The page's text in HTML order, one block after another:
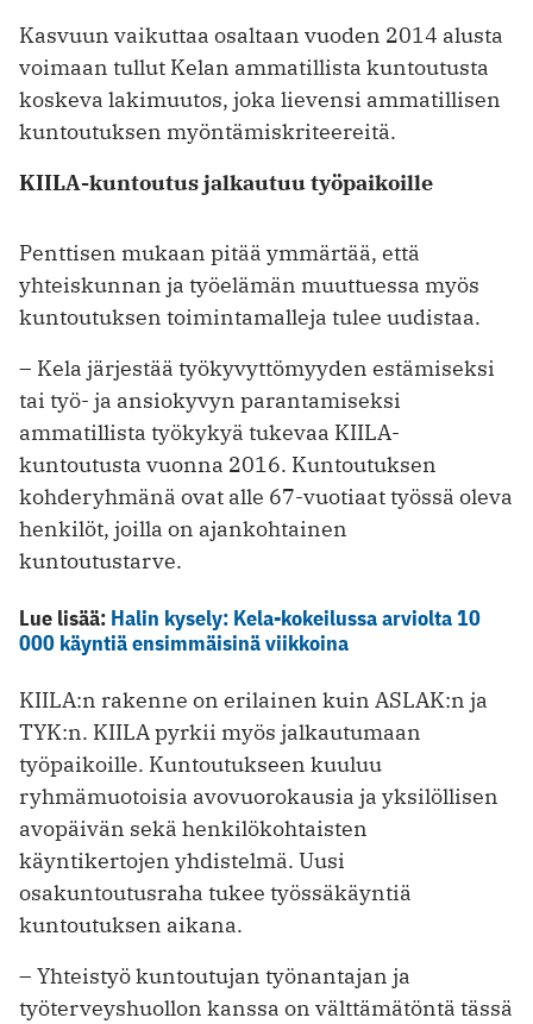
Kasvuun vaikuttaa osaltaan vuoden 2014 alusta
voimaan tullut Kelan ammatillista kuntoutusta
koskeva lakimuutos, joka lievensi ammatillisen
kuntoutuksen myöntämiskriteereitä.
KIILA-kuntoutus jalkautuu työpaikoille
Penttisen mukaan pitää ymmärtää, että
yhteiskunnan ja työelämän muuttuessa myös
kuntoutuksen toimintamalleja tulee uudistaa.
– Kela järjestää työkyvyttömyyden estämiseksi
tai työ- ja ansiokyvyn parantamiseksi
ammatillista työkykyä tukevaa KIILA-
kuntoutusta vuonna 2016. Kuntoutuksen
kohderyhmänä ovat alle 67-vuotiaat työssä oleva
henkilöt, joilla on ajankohtainen
kuntoutustarve.
Lue lisää: Halin kysely: Kela-kokeilussa arviolta 10
000 käyntiä ensimmäisinä viikkoina
KIILA:n rakenne on erilainen kuin ASLAK:n ja
TYK:n. KIILA pyrkii myös jalkautumaan
työpaikoille. Kuntoutukseen kuuluu
ryhmämuotoisia avovuorokausia ja yksilöllisen
avopäivän sekä henkilökohtaisten
käyntikertojen yhdistelmä. Uusi
osakuntoutusraha tukee työssäkäyntiä
kuntoutuksen aikana.
– Yhteistyö kuntoutujan työnantajan ja
työterveyshuollon kanssa on välttämätöntä tässä